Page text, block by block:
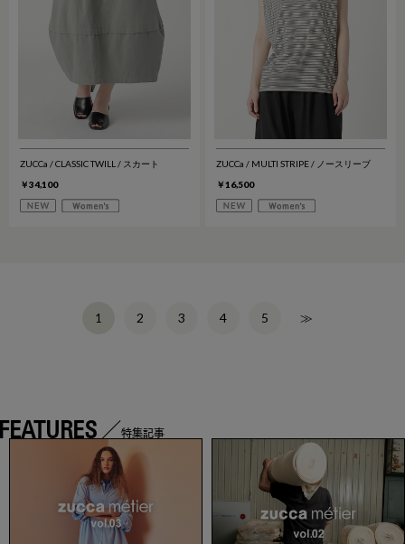
ZUCCa / CLASSIC TWILL / スカート
￥34,100
ZUCCa / MULTI STRIPE / ノースリーブ
￥16,500
1 2 3 4 5 ≫
特集記事